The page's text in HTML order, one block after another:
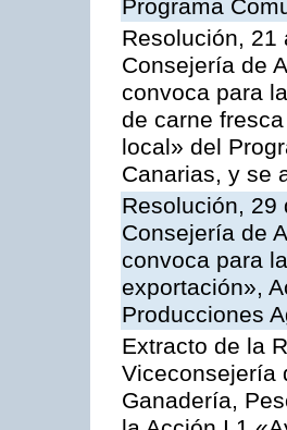
Programa
Resolución, 21
Consejería de
convoca para
de carne
local» del
Canarias, y se
Resolución, 29
Consejería de
convoca para
exportación»,
Producciones
Extracto de la
Viceconsejería
Ganadería,